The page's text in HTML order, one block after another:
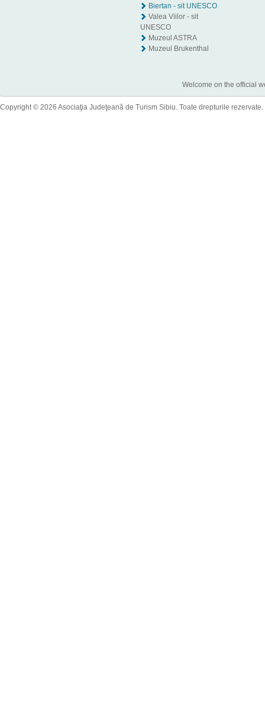
Biertan - sit UNESCO
Valea Viilor - sit
UNESCO
Muzeul ASTRA
Muzeul Brukenthal
Welcome on the official
Copyright © 2026 Asociaţia Judeţeană de Turism Sibiu. Toate drepturile rezervate.